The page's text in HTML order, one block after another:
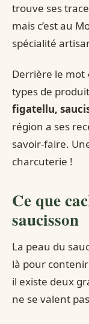
trouve ses
mais c’est au
spécialité
Derrière le mot
types de
figatellu,
région a ses
savoir-faire.
charcuterie !
Ce que
saucisson
La peau du
là pour
il existe deux
ne se valent